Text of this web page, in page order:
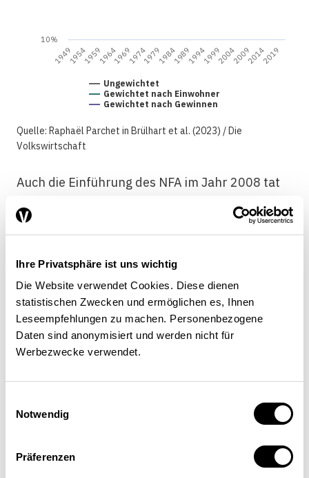
Ihre Privatsphäre ist uns wichtig
Die Website verwendet Cookies. Diese dienen
statistischen Zwecken und ermöglichen es, Ihnen
Leseempfehlungen zu machen. Personenbezogene
Daten sind anonymisiert und werden nicht für
Werbezwecke verwendet.
Notwendig
Präferenzen
Ungewichtet
Gewichtet nach Einwohner
Gewichtet nach Gewinnen
1949 1969 1989 2009
195419591964 197419791984 199419992004 20142019
10%
Quelle: Raphaël Parchet in Brülhart et al. (2023) / Die
Volkswirtschaft
Auch die Einführung des NFA im Jahr 2008 tat
die scheinbar prohibitiv hohen
Abschöpfungsquoten die Kantone
offensichtlich nicht davon ab, sich mittels
Firmenansiedlungen und
Gewinnverschiebungen zu bemühen. Die
Erklärung dafür muss darin liegen, dass
zusätzliche im Kanton ausgewiesene Gewinne
auch andere, indirekte fiskalische und
wirtschaftliche Vorteile wie etwa mehr
Einkommenssteuereinnahmen, eine erhöhte